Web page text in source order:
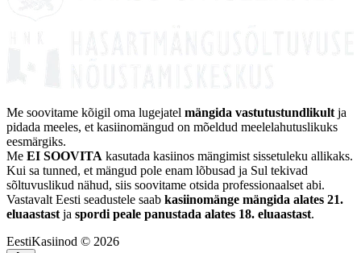
Me soovitame kõigil oma lugejatel mängida vastutustundlikult ja
pidada meeles, et kasiinomängud on mõeldud meelelahutuslikuks
eesmärgiks.
Me EI SOOVITA kasutada kasiinos mängimist sissetuleku allikaks.
Kui sa tunned, et mängud pole enam lõbusad ja Sul tekivad
sõltuvuslikud nähud, siis soovitame otsida professionaalset abi.
Vastavalt Eesti seadustele saab kasiinomänge mängida alates 21.
eluaastast ja spordi peale panustada alates 18. eluaastast.
EestiKasiinod © 2026